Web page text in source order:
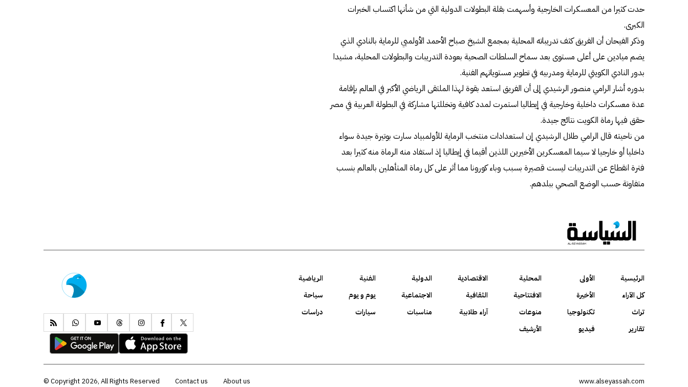
حدت كثيرا من المعسكرات الخارجية وأسهمت بقلة البطولات الدولية التي من شأنها اكتساب الخبرات
الكبرى.
وذكر الفيحان أن الفريق كثف تدريباته المحلية بمجمع الشيخ صباح الأحمد الأولمبي للرماية بالنادي الذي
يضم ميادين على أعلى مستوى بعد سماح السلطات الصحية بعودة التدريبات والبطولات المحلية، مشيدا
بدور النادي الكويتي للرماية ومدربيه في تطوير مستوياتهم الفنية.
بدوره أشار الرامي منصور الرشيدي إلى أن الفريق استعد بقوة لهذا الملتقى الرياضي الأكبر في العالم بإقامة
عدة معسكرات داخلية وخارجية في إيطاليا استمرت لمدد كافية وتخللتها مشاركة في البطولة العربية في مصر
حقق فيها رماة الكويت نتائج جيدة.
من ناحيته قال الرامي طلال الرشيدي إن استعدادات منتخب الرماية للأولمبياد سارت بوتيرة جيدة سواء
داخليا أو خارجيا لا سيما المعسكرين الأخيرين اللذين أقيما في إيطاليا إذ استفاد منه الرماة منه كثيرا بعد
فترة انقطاع عن التدريبات ليست قصيرة بسبب وباء كورونا مما أثر على كل رماة المتأهلين بالعالم بنسب
متفاوتة حسب الوضع الصحي ببلدهم.
الرئيسية الأولى المحلية الاقتصادية الدولية الفنية
الرياضية
كل الآراء
الأخيرة الافتتاحية الثقافية الاجتماعية يوم و يوم
سياحة
تراث
تكنولوجيا منوعات آراء طلابية مناسبات سيارات
دراسات
تقارير
فيديو الأرشيف
www.alseyassah.com
About us
Contact us
Copyright 2026, All Rights Reserved ©